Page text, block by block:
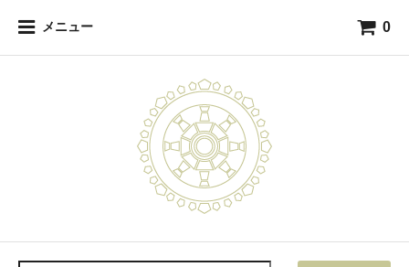
メニュー 0